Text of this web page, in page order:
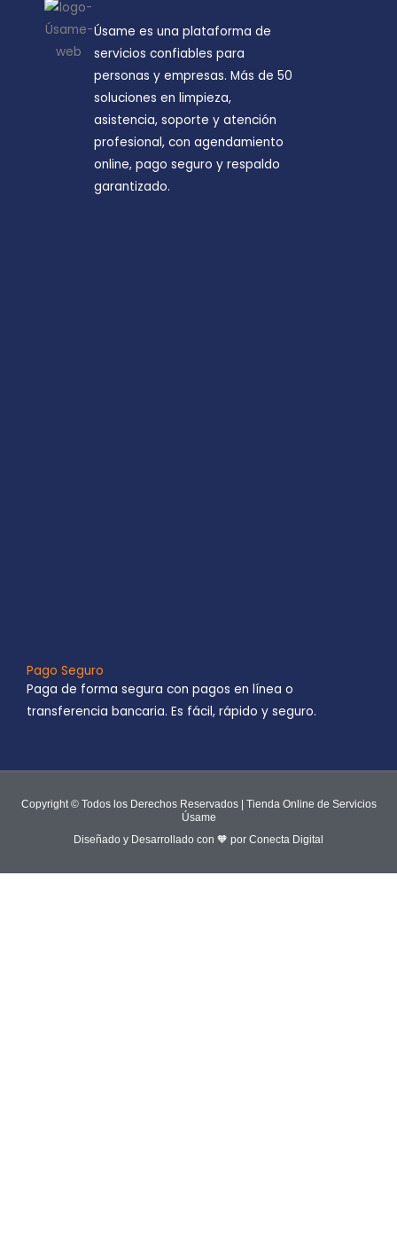
Úsame es una plataforma de
servicios confiables para
personas y empresas. Más de 50
soluciones en limpieza,
asistencia, soporte y atención
profesional, con agendamiento
online, pago seguro y respaldo
garantizado.
Pago Seguro
Paga de forma segura con pagos en línea o
transferencia bancaria. Es fácil, rápido y seguro.
Copyright © Todos los Derechos Reservados | Tienda Online de Servicios
Úsame
Diseñado y Desarrollado con 🧡 por Conecta Digital